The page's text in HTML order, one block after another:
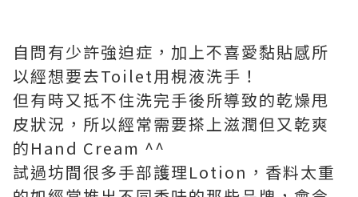
自問有少許強迫症，加上不喜愛黏貼感所
以經想要去Toilet用梘液洗手！
但有時又抵不住洗完手後所導致的乾燥甩
皮狀況，所以經常需要搽上滋潤但又乾爽
的Hand Cream ^^
試過坊間很多手部護理Lotion，香料太重